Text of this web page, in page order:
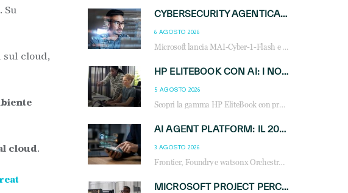
. Su
sul cloud,
cloud.
CYBERSECURITY AGENTICA: CON PERCEPTION E MAI-CYBER-1-FLASH MICROSOFT APRE NUOVI SERVIZI PER IL CANALE
6 AGOSTO 2026
Microsoft lancia MAI-Cyber-1-Flash e Perception: cybersecurity agentica in preview dal 3 novembre. Cosa cambia per MSP, system integrator e reseller.
HP ELITEBOOK CON AI: I NOTEBOOK BUSINESS INTELLIGENTI CHE TRASFORMANO PRODUTTIVITÀ, SICUREZZA E LAVORO IBRIDO
5 AGOSTO 2026
Scopri la gamma HP EliteBook con processori Intel® Core™ Ultra e AMD Ryzen™ AI. Notebook business progettati per aumentare la produttività, migliorare la collaborazione e garantire sicurezza avanzata in ufficio e in mobilità.
AI AGENT PLATFORM: IL 2026 È L’ANNO DEL «SISTEMA OPERATIVO» PER GLI AGENTI AZIENDALI
3 AGOSTO 2026
Frontier, Foundry e watsonx Orchestrate: la guerra delle piattaforme AI agent ridisegna il mercato IT. Cosa cambia per reseller, MSP e system integrator.
MICROSOFT PROJECT PERCEPTION: COME GLI AGENTI AI CAMBIERANNO SOC, CYBERSECURITY E SERVIZI MSP